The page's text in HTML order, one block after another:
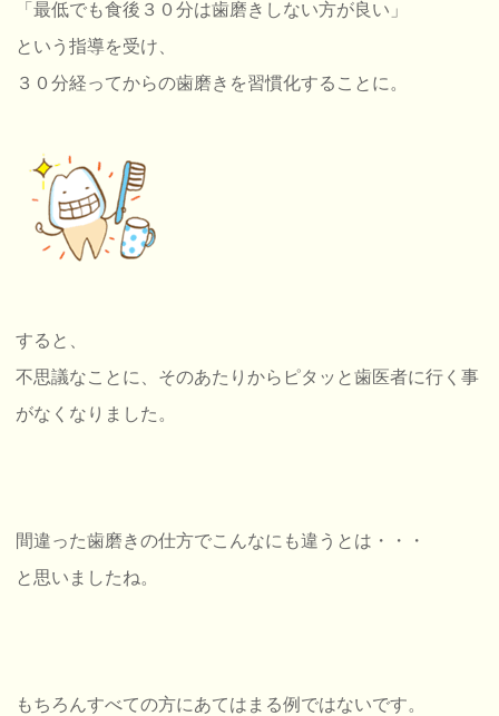
「最低でも食後３０分は歯磨きしない方が良い」
という指導を受け、
３０分経ってからの歯磨きを習慣化することに。
すると、
不思議なことに、そのあたりからピタッと歯医者に行く事
がなくなりました。
間違った歯磨きの仕方でこんなにも違うとは・・・
と思いましたね。
もちろんすべての方にあてはまる例ではないです。